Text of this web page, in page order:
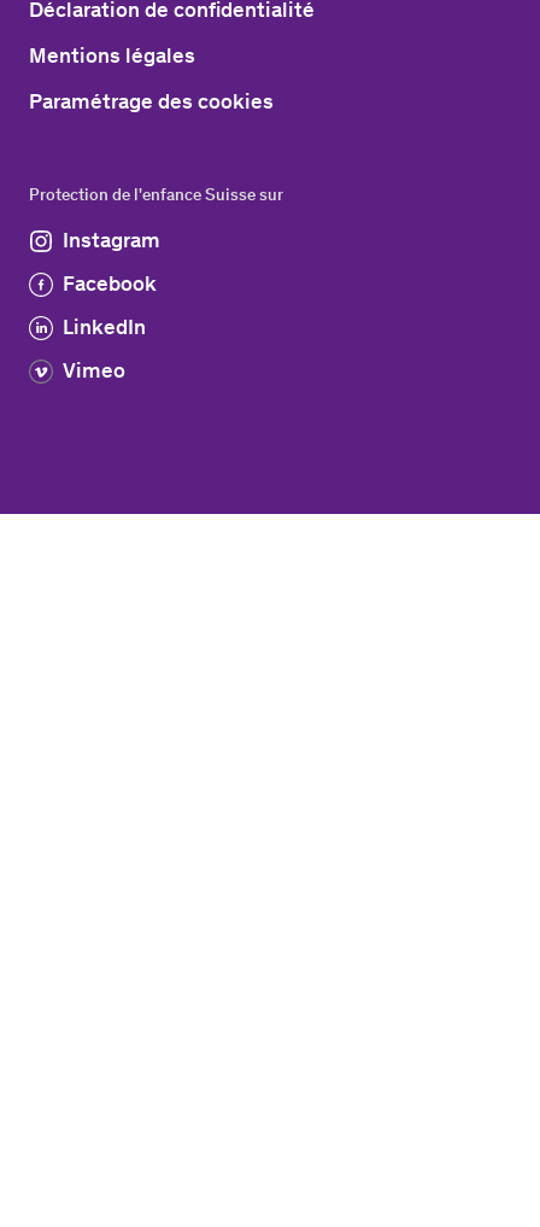
Déclaration de confidentialité
Mentions légales
Paramétrage des cookies
Protection de l'enfance Suisse sur
Instagram
Facebook
LinkedIn
Vimeo